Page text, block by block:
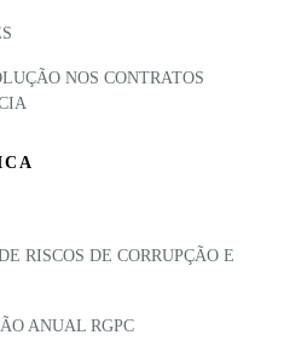
NOS CONTRATOS
RISCOS DE CORRUPÇÃO E
ANUAL RGPC